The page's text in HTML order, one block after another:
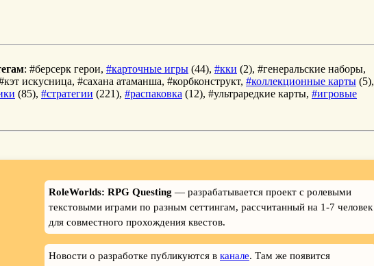
: #берсерк герои, #карточные игры (44), #кки (2), #генеральские наборы,
искусница, #сахана атаманша, #корбконструкт, #коллекционные карты (5),
(85), #стратегии (221), #распаковка (12), #ультраредкие карты, #игровые
RoleWorlds: RPG Questing — разрабатывается проект с ролевыми
текстовыми играми по разным сеттингам, рассчитанный на 1-7 человек
для совместного прохождения квестов.
Новости о разработке публикуются в канале. Там же появится